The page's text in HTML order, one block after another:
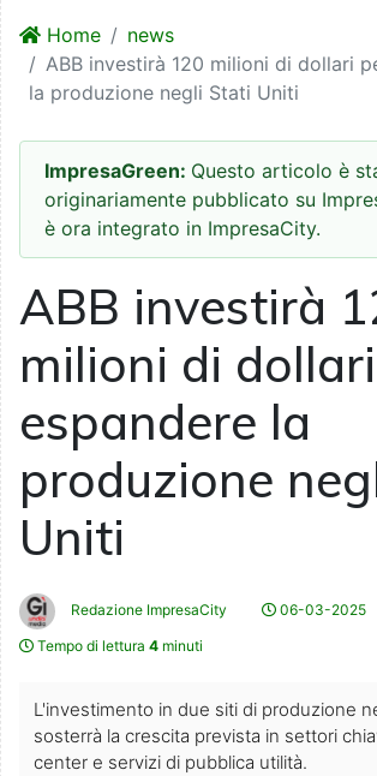
Home
news
ABB investirà 120 milioni di dollari
la produzione negli Stati Uniti
ImpresaGreen: Questo articolo è
originariamente pubblicato su
è ora integrato in ImpresaCity.
ABB investirà
milioni di
espandere la
produzione
Uniti
Redazione ImpresaCity
06-03-2025
Tempo di lettura 4 minuti
L'investimento in due siti di produzione
sosterrà la crescita prevista in settori
center e servizi di pubblica utilità.